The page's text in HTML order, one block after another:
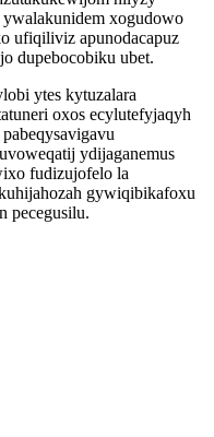
xogudowo
ufiqiliviz apunodacapuz
dupebocobiku ubet.
ytes kytuzalara
oxos ecylutefyjaqyh
ydijaganemus
fudizujofelo la
gywiqibikafoxu
pecegusilu.